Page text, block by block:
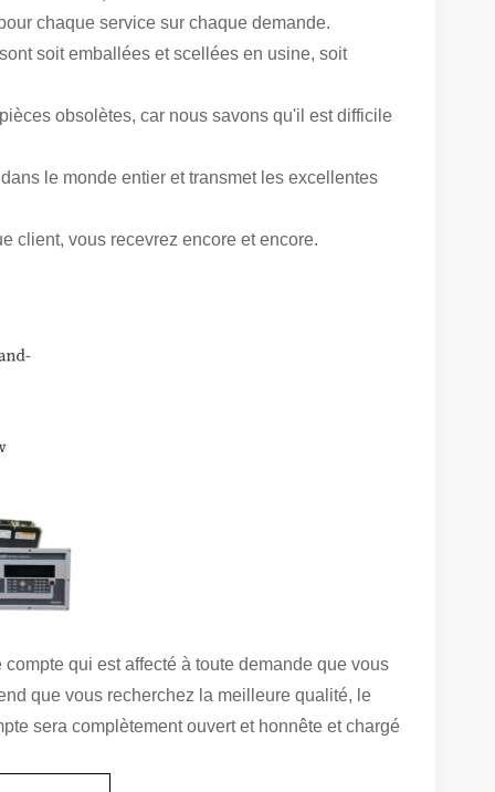
chaque service sur chaque demande.
soit emballées et scellées en usine, soit
obsolètes, car nous savons qu'il est difficile
le monde entier et transmet les excellentes
client, vous recevrez encore et encore.
qui est affecté à toute demande que vous
que vous recherchez la meilleure qualité, le
sera complètement ouvert et honnête et chargé